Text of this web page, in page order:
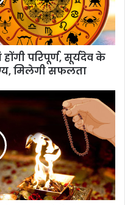
परिपूर्ण, सूर्यदेव के
मिलेगी सफलता